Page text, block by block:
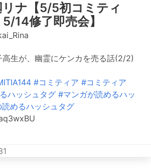
リナ【5/5初コミティ
14修了即売会】
生が、幽霊にケンカを売る話(2/2)
#コミティア #コミティア
ハッシュタグ #マンガが読めるハッ
めるハッシュタグ